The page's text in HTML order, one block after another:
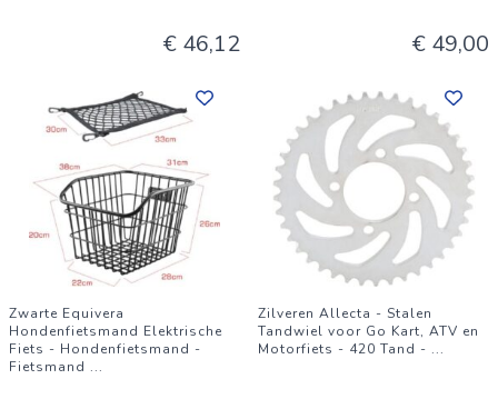
€ 46,12 € 49,00
Zwarte Equivera
Hondenfietsmand Elektrische
Fiets - Hondenfietsmand -
Fietsmand ...
Zilveren Allecta - Stalen
Tandwiel voor Go Kart, ATV en
Motorfiets - 420 Tand - ...